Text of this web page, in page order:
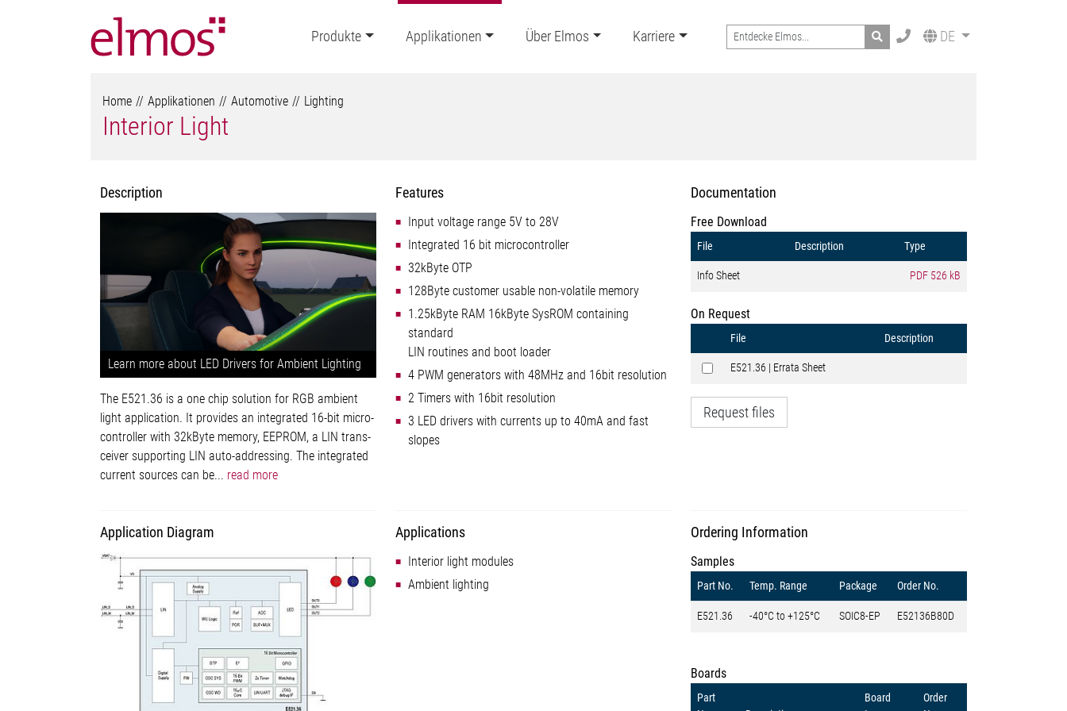
Produkte Applikationen Über Elmos Karriere Search DE
Home Applikationen Automotive Lighting
Interior Light
Description
Learn more about LED Drivers for Ambient Lighting
The E521.36 is a one chip solution for RGB ambient
light application. It provides an integrated 16-bit micro-
controller with 32kByte memory, EEPROM, a LIN trans-
ceiver supporting LIN auto-addressing. The integrated
current sources can be... read more
Features
Input voltage range 5V to 28V
Integrated 16 bit microcontroller
32kByte OTP
128Byte customer usable non-volatile memory
1.25kByte RAM 16kByte SysROM containing
standard
LIN routines and boot loader
4 PWM generators with 48MHz and 16bit resolution
2 Timers with 16bit resolution
3 LED drivers with currents up to 40mA and fast
slopes
Documentation
Free Download
File Description Type
Info Sheet PDF 526 kB
On Request
File Description
E521.36 | Errata Sheet
Request files
Application Diagram Applications
Interior light modules
Ambient lighting
Ordering Information
Samples
Part No. Temp. Range Package Order No.
E521.36 -40°C to +125°C SOIC8-EP E52136B80D
Boards
Part
Board
Order